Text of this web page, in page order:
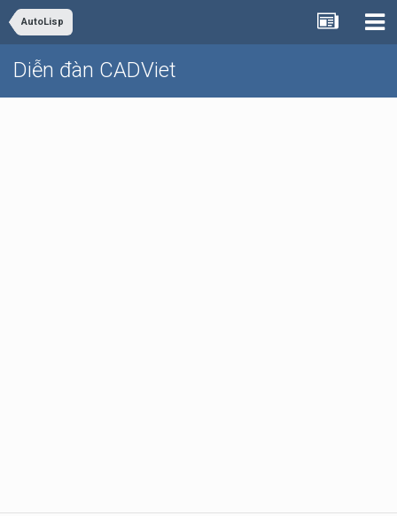
AutoLisp
Diễn đàn CADViet